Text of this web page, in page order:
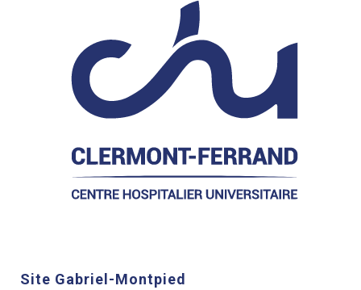
Site Gabriel-Montpied